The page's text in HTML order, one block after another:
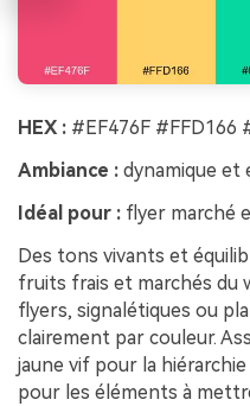
HEX : #EF476F #FFD166
Ambiance : dynamique et
Idéal pour : flyer marché
Des tons vivants et
fruits frais et marchés du
flyers, signalétiques ou
clairement par couleur.
jaune vif pour la
pour les éléments à